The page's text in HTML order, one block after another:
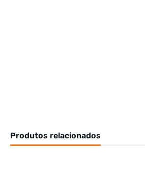
Produtos relacionados